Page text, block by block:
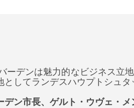
ーデンは魅力的なビジネス立
としてランデスハウプトシュ
デン市長、ゲルト・ウヴェ・メ